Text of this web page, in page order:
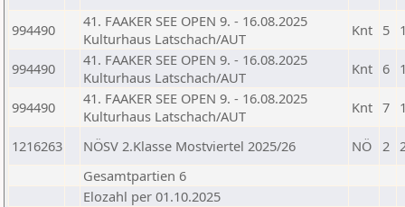
994490
41. FAAKER SEE OPEN 9. - 16.08.2025
Kulturhaus Latschach/AUT
Knt 5
994490
41. FAAKER SEE OPEN 9. - 16.08.2025
Kulturhaus Latschach/AUT
Knt 6
994490
41. FAAKER SEE OPEN 9. - 16.08.2025
Kulturhaus Latschach/AUT
Knt 7
1216263 NÖSV 2.Klasse Mostviertel 2025/26 NÖ 2
Gesamtpartien 6
Elozahl per 01.10.2025